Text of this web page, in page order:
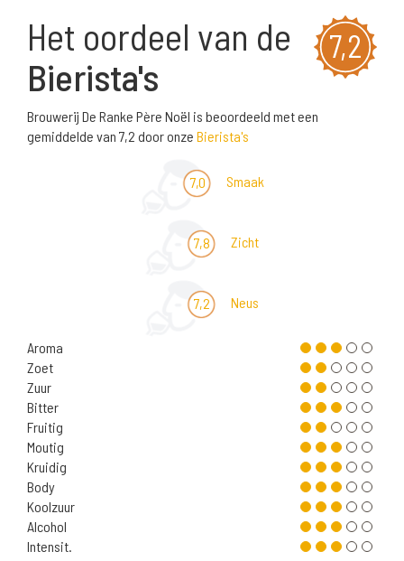
7,2
Het oordeel van de
Bierista's
Brouwerij De Ranke Père Noël is beoordeeld met een
gemiddelde van 7,2 door onze Bierista's
7,0 Smaak
7,8 Zicht
7,2 Neus
Aroma
Zoet
Zuur
Bitter
Fruitig
Moutig
Kruidig
Body
Koolzuur
Alcohol
Intensit.